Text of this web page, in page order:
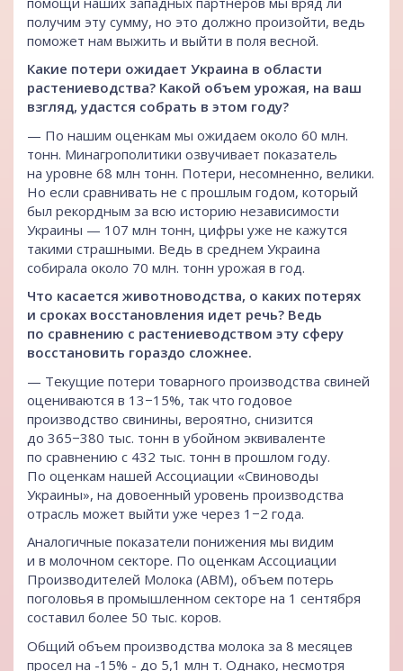
получим эту сумму, но это должно произойти, ведь
поможет нам выжить и выйти в поля весной.
Какие потери ожидает Украина в области
растениеводства? Какой объем урожая, на ваш
взгляд, удастся собрать в этом году?
— По нашим оценкам мы ожидаем около 60 млн.
тонн. Минагрополитики озвучивает показатель
на уровне 68 млн тонн. Потери, несомненно, велики.
Но если сравнивать не с прошлым годом, который
был рекордным за всю историю независимости
Украины — 107 млн ​​тонн, цифры уже не кажутся
такими страшными. Ведь в среднем Украина
собирала около 70 млн. тонн урожая в год.
Что касается животноводства, о каких потерях
и сроках восстановления идет речь? Ведь
по сравнению с растениеводством эту сферу
восстановить гораздо сложнее.
— Текущие потери товарного производства свиней
оцениваются в 13−15%, так что годовое
производство свинины, вероятно, снизится
до 365−380 тыс. тонн в убойном эквиваленте
по сравнению с 432 тыс. тонн в прошлом году.
По оценкам нашей Ассоциации «Свиноводы
Украины», на довоенный уровень производства
отрасль может выйти уже через 1−2 года.
Аналогичные показатели понижения мы видим
и в молочном секторе. По оценкам Ассоциации
Производителей Молока (АВМ), объем потерь
поголовья в промышленном секторе на 1 сентября
составил более 50 тыс. коров.
Общий объем производства молока за 8 месяцев
просел на -15% - до 5,1 млн т. Однако, несмотря